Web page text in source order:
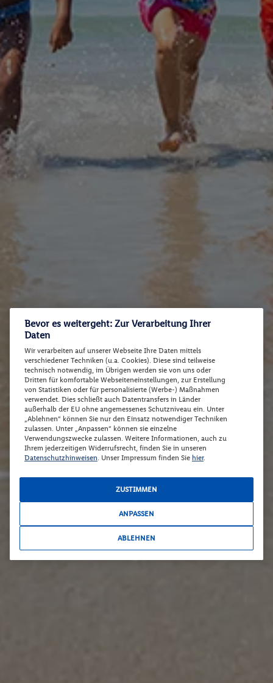
Bevor es weitergeht: Zur Verarbeitung Ihrer
Daten
Wir verarbeiten auf unserer Webseite Ihre Daten mittels
verschiedener Techniken (u.a. Cookies). Diese sind teilweise
technisch notwendig, im Übrigen werden sie von uns oder
Dritten für komfortable Webseiteneinstellungen, zur Erstellung
von Statistiken oder für personalisierte (Werbe-) Maßnahmen
verwendet. Dies schließt auch Datentransfers in Länder
außerhalb der EU ohne angemessenes Schutzniveau ein. Unter
„Ablehnen“ können Sie nur den Einsatz notwendiger Techniken
zulassen. Unter „Anpassen“ können sie einzelne
Verwendungszwecke zulassen. Weitere Informationen, auch zu
Ihrem jederzeitigen Widerrufsrecht, finden Sie in unseren
Datenschutzhinweisen . Unser Impressum finden Sie hier.
ZUSTIMMEN
ANPASSEN
ABLEHNEN